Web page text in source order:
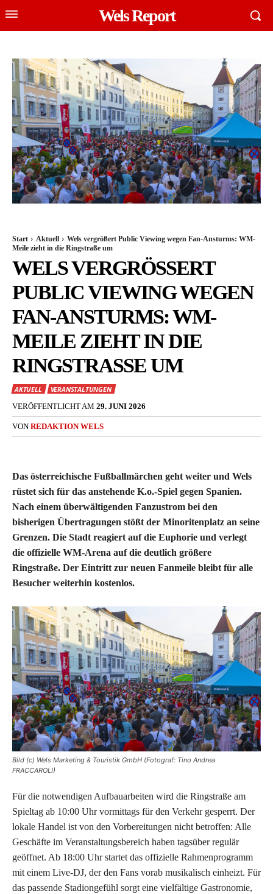
Wels Report
Start Aktuell
Wels vergrößert Public Viewing wegen Fan-Ansturms: WM-
Meile zieht in die Ringstraße um
WELS VERGRÖSSERT P
UBLIC VIEWING WEGEN F
AN-ANSTURMS: WM-M
EILE ZIEHT IN DIE R
INGSTRASSE UM
AKTUELL
VERANSTALTUNGEN
VERÖFFENTLICHT AM 29. JUNI 2026
VON REDAKTION WELS
Das österreichische Fußballmärchen geht weiter und Wels
rüstet sich für das anstehende K.o.-Spiel gegen Spanien.
Nach einem überwältigenden Fanzustrom bei den
bisherigen Übertragungen stößt der Minoritenplatz an seine
Grenzen. Die Stadt reagiert auf die Euphorie und verlegt
die offizielle WM-Arena auf die deutlich größere
Ringstraße. Der Eintritt zur neuen Fanmeile bleibt für alle
Besucher weiterhin kostenlos.
Bild (c) Wels Marketing & Touristik GmbH (Fotograf: Tino Andrea
FRACCAROLI)
Für die notwendigen Aufbauarbeiten wird die Ringstraße am
Spieltag ab 10:00 Uhr vormittags für den Verkehr gesperrt. Der
lokale Handel ist von den Vorbereitungen nicht betroffen: Alle
Geschäfte im Veranstaltungsbereich haben tagsüber regulär
geöffnet. Ab 18:00 Uhr startet das offizielle Rahmenprogramm
mit einem Live-DJ, der den Fans vorab musikalisch einheizt. Für
das passende Stadiongefühl sorgt eine vielfältige Gastronomie,